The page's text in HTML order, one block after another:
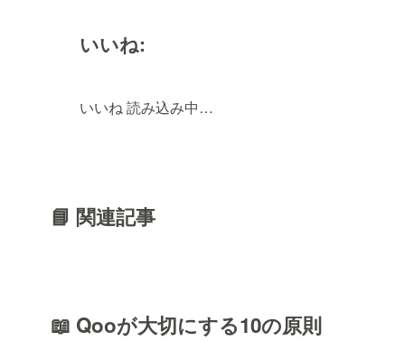
いいね:
いいね 読み込み中…
📘 関連記事
📖 Qooが大切にする10の原則